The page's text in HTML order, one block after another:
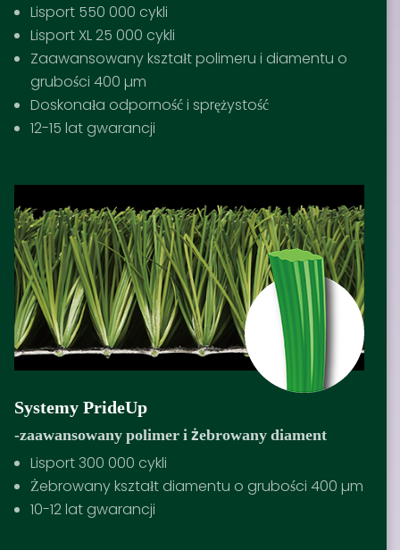
Lisport 550 000 cykli
Lisport XL 25 000 cykli
Zaawansowany kształt polimeru i diamentu o
grubości 400 µm
Doskonała odporność i sprężystość
12-15 lat gwarancji
Systemy PrideUp
-zaawansowany polimer i żebrowany diament
Lisport 300 000 cykli
Żebrowany kształt diamentu o grubości 400 µm
10-12 lat gwarancji